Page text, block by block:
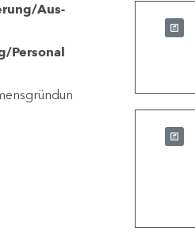
Aus-
Personal